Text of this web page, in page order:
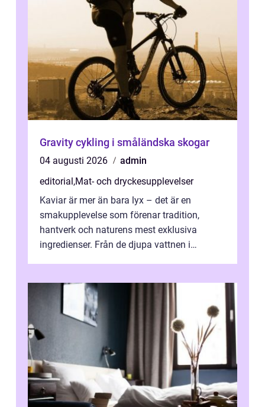
Gravity cykling i småländska skogar
04 augusti 2026
admin
editorial,Mat- och dryckesupplevelser
Kaviar är mer än bara lyx – det är en
smakupplevelse som förenar tradition,
hantverk och naturens mest exklusiva
ingredienser. Från de djupa vattnen i